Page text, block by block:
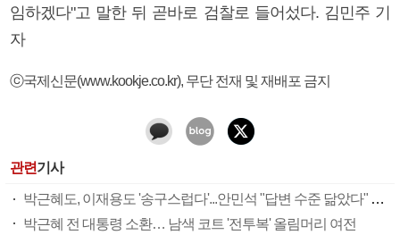
임하겠다"고 말한 뒤 곧바로 검찰로 들어섰다. 김민주 기
자
ⓒ국제신문(www.kookje.co.kr), 무단 전재 및 재배포 금지
관련기사
박근혜도, 이재용도 '송구스럽다'...안민석 "답변 수준 닮았다" 재조명
박근혜 전 대통령 소환… 남색 코트 '전투복' 올림머리 여전